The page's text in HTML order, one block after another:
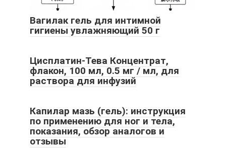
Вагилак гель для интимной
гигиены увлажняющий 50 г
Цисплатин-Тева Концентрат,
флакон, 100 мл, 0.5 мг / мл, для
раствора для инфузий
Капилар мазь (гель): инструкция
по применению для ног и тела,
показания, обзор аналогов и
отзывы